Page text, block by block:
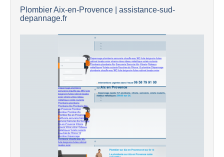
Plombier Aix-en-Provence | assistance-sud-
depannage.fr